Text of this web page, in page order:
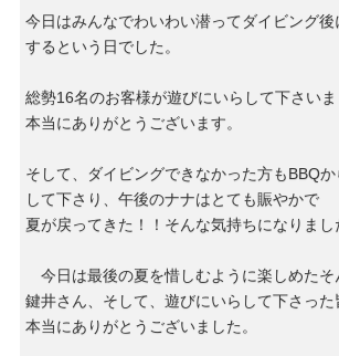
今日はみんなでわいわい潜ってダイビング後
するという日でした。
総勢16名のお客様が遊びにいらして下さいま
本当にありがとうございます。
そして、ダイビングできなかった方もBBQか
して下さり、午後のナナはとても賑やかで
夏が戻ってきた！！そんな気持ちになりまし
今日は最後の夏を惜しむように楽しめたそ
鍵井さん、そして、遊びにいらして下さった
本当にありがとうございました。